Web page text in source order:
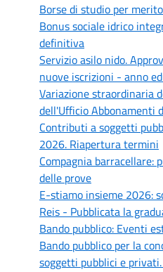
Borse di studio per
Bonus sociale idrico
definitiva
Servizio asilo nido.
nuove iscrizioni - anno
Variazione straordinaria
dell'Ufficio Abbonamenti
Contributi a soggetti
2026. Riapertura termini
Compagnia barracellare:
delle prove
E-stiamo insieme 2026:
Reis - Pubblicata la
Bando pubblico: Eventi
Bando pubblico per la
soggetti pubblici e